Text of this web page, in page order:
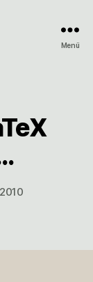
Menü